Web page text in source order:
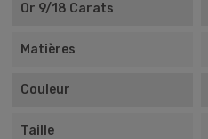
Or 9/18 Carats
Matières
Couleur
Taille